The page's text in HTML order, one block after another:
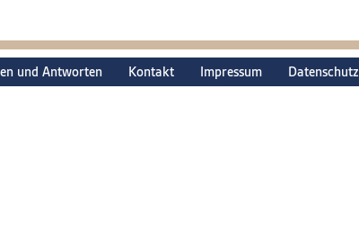
und Antworten Kontakt Impressum Datenschutz